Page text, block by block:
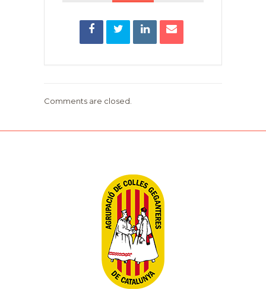
Comments are closed.